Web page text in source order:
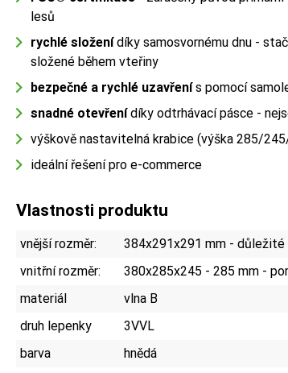
lesů
rychlé složenídíky samosvornému dnu -
složené během vteřiny
bezpečné a rychlé uzavřenís pomocí
snadné otevřenídíky odtrhávací pásce -
výškově nastavitelná krabice (výška 285/
ideální řešení pro e-commerce
Vlastnosti produktu
vnější rozměr:
384x291x291 mm -
vnitřní rozměr:
380x285x245 - 285 mm -
materiál
vlna B
druh lepenky
3VVL
barva
hnědá